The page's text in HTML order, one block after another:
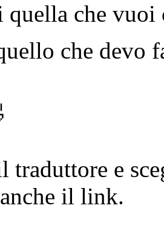
che vuoi
che
traduttore e
il link.